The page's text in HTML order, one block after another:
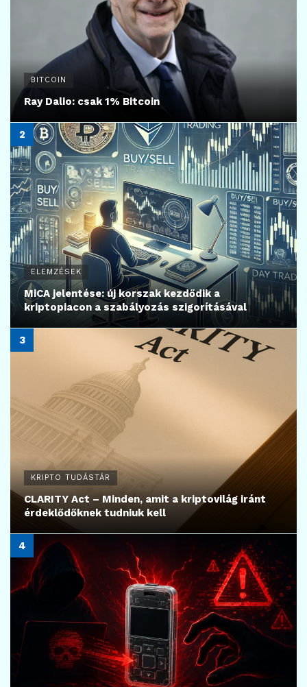
BITCOIN
Ray Dalio: csak 1% Bitcoin
ELEMZÉSEK
MiCA jelentése: új korszak kezdődik a
kriptopiacon a szabályozás szigorításával
KRIPTO TUDÁSTÁR
CLARITY Act – Minden, amit a kriptovilág iránt
érdeklődőknek tudniuk kell